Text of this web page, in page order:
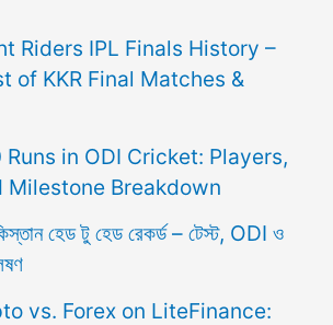
Riders IPL Finals History –
of KKR Final Matches &
in ODI Cricket: Players,
Milestone Breakdown
হেড টু হেড রেকর্ড – টেস্ট, ODI ও
vs. Forex on LiteFinance: